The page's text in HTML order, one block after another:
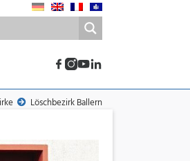
Löschbezirk Ballern